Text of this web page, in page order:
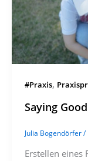
#Praxis,
Saying
Julia Bogendörfer/
Erstellen eines